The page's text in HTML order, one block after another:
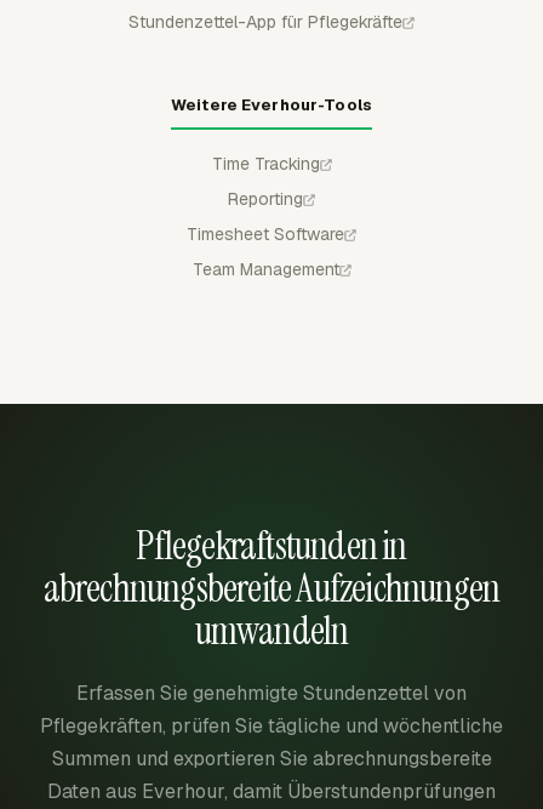
Stundenzettel-App für Pflegekräfte
Weitere Everhour-Tools
Time Tracking
Reporting
Timesheet Software
Team Management
Pflegekraftstunden in
abrechnungsbereite Aufzeichnungen
umwandeln
Erfassen Sie genehmigte Stundenzettel von
Pflegekräften, prüfen Sie tägliche und wöchentliche
Summen und exportieren Sie abrechnungsbereite
Daten aus Everhour, damit Überstundenprüfungen